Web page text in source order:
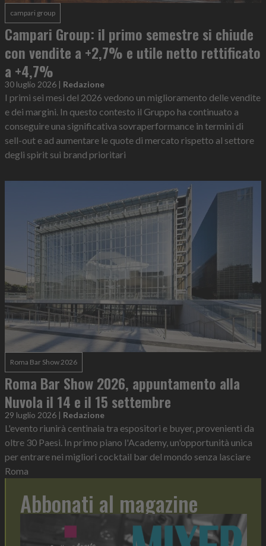
campari group
Campari Group: il primo semestre si chiude
con vendite a +2,7% e utile netto rettificato
a +4,7%
30 luglio 2026 | Redazione
I primi sei mesi del 2026 vedono un miglioramento delle vendite
e dei margini. In questo contesto il Gruppo ha continuato a
conseguire una significativa sovraperformance in termini di
sell-out e ad aumentare le quote di mercato rispetto al settore
degli spirit sui brand prioritari
Roma Bar Show 2026
Roma Bar Show 2026, appuntamento alla
Nuvola il 14 e il 15 settembre
29 luglio 2026 | Redazione
L'evento riunirà centinaia tra espositori e buyer, provenienti da
oltre 30 Paesi. In primo piano l'Academy, un'opportunità unica
per entrare nei migliori cocktail bar del mondo senza lasciare
Roma
Abbonati al magazine